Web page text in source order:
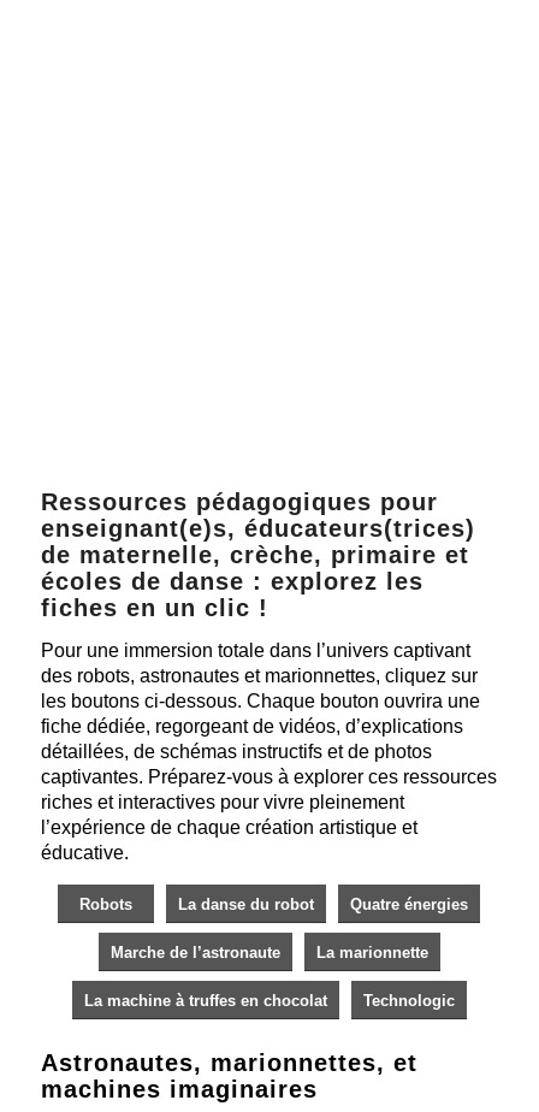
Ressources pédagogiques pour
enseignant(e)s, éducateurs(trices)
de maternelle, crèche, primaire et
écoles de danse : explorez les
fiches en un clic !
Pour une immersion totale dans l’univers captivant
des robots, astronautes et marionnettes, cliquez sur
les boutons ci-dessous. Chaque bouton ouvrira une
fiche dédiée, regorgeant de vidéos, d’explications
détaillées, de schémas instructifs et de photos
captivantes. Préparez-vous à explorer ces ressources
riches et interactives pour vivre pleinement
l’expérience de chaque création artistique et
éducative.
Robots La danse du robot Quatre énergies
Marche de l’astronaute La marionnette
La machine à truffes en chocolat Technologic
Astronautes, marionnettes, et
machines imaginaires